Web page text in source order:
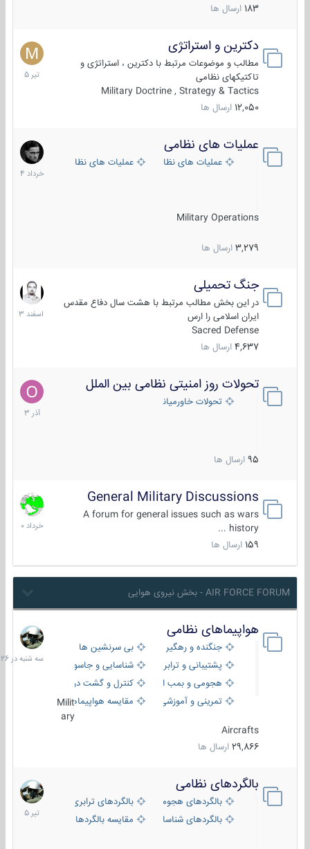
183 ارسال ها
دکترین و استراتژی
مطالب و موضوعات مرتبط با دکترین ، استراتژی و
تاکتیکهای نظامی
Military Doctrine , Strategy & Tactics
12,050 ارسال ها
27
تیر
1405
عملیات های نظامی
عملیات های نظامی ایرانعملیات های نظامی خارجی
Military Operations
3,279 ارسال ها
5
خرداد
1404
جنگ تحمیلی
در این بخش مطالب مرتبط با هشت سال دفاع مقدس
ایران اسلامی را ارس
Sacred Defense
4,637 ارسال ها
20
اسفند
1403
تحولات روز امنیتی نظامی بین الملل
تحولات خاورمیانه
95 ارسال ها
21
آذر
1403
General Military Discussions
A forum for general issues such as wars
history ...
159 ارسال ها
10
خرداد
1400
AIR FORCE FORUM - بخش نیروی هوایی
هواپیماهای نظامی
جنگنده و رهگیر
بی سرنشین ها
پشتیبانی و ترابری
شناسایی و جاسوسی
هجومی و بمب افکن
کنترل و گشت دریایی
تمرینی و آموزشی
مقایسه هواپیماهاMilit
ary
Aircrafts
29,866 ارسال ها
سه
شنبه
در
بالگردهای نظامی
بالگردهای هجومی
بالگردهای ترابری
بالگردهای شناسایی
مقایسه بالگردها
22
تیر
1405